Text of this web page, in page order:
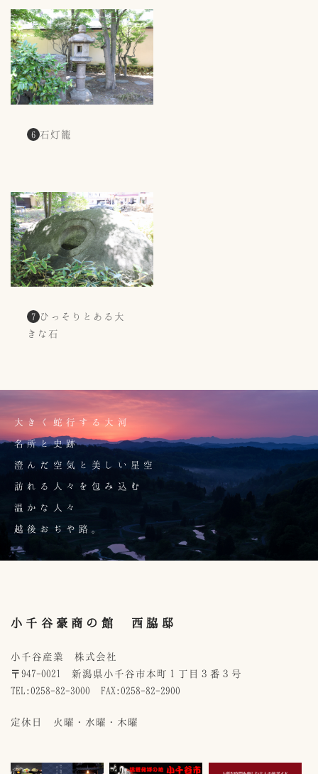
6 石灯籠
7 ひっそりとある大
きな石
大きく蛇行する大河
名所と史跡
澄んだ空気と美しい星空
訪れる人々を包み込む
温かな人々
越後おぢや路。
小千谷豪商の館 西脇邸
小千谷産業 株式会社
〒947-0021 新潟県小千谷市本町１丁目３番３号
TEL:0258-82-3000 FAX:0258-82-2900
定休日 火曜・水曜・木曜